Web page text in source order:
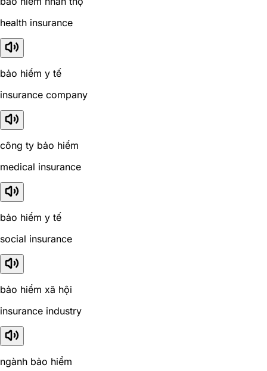
health insurance
bảo hiểm y tế
insurance company
công ty bảo hiểm
medical insurance
bảo hiểm y tế
social insurance
bảo hiểm xã hội
insurance industry
ngành bảo hiểm